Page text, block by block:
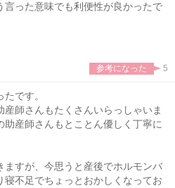
言った意味でも利便性が良かったで
参考になった 5
です。
師さんもたくさんいらっしゃいま
助産師さんもとことん優しく丁寧に
ますが、今思うと産後でホルモンバ
寝不足でちょっとおかしくなってお